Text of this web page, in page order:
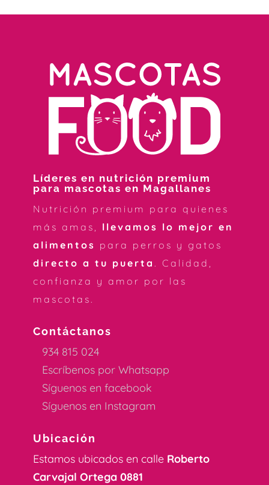
Líderes en nutrición premium
para mascotas en Magallanes
Nutrición premium para quienes
más amas, llevamos lo mejor en
alimentos para perros y gatos
directo a tu puerta . Calidad,
confianza y amor por las
mascotas.
Contáctanos
934 815 024
Escríbenos por Whatsapp
Síguenos en facebook
Síguenos en Instagram
Ubicación
Estamos ubicados en calle Roberto
Carvajal Ortega 0881